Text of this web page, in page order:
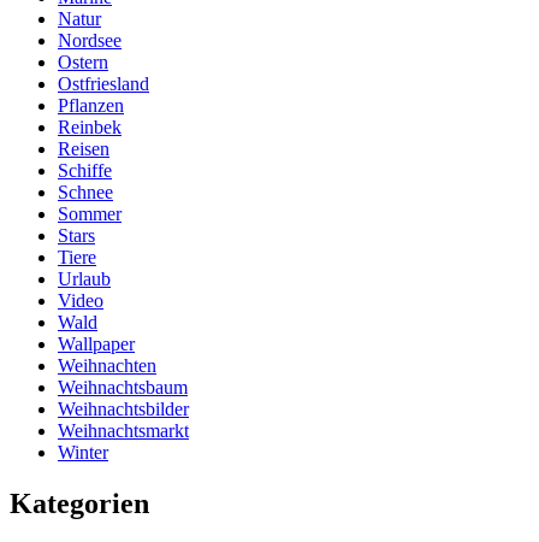
Natur
Nordsee
Ostern
Ostfriesland
Pflanzen
Reinbek
Reisen
Schiffe
Schnee
Sommer
Stars
Tiere
Urlaub
Video
Wald
Wallpaper
Weihnachten
Weihnachtsbaum
Weihnachtsbilder
Weihnachtsmarkt
Winter
Kategorien